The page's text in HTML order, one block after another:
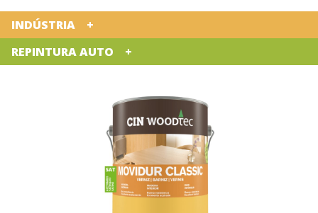
INDÚSTRIA
REPINTURA AUTO